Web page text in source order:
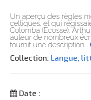
À propos
Recherche
Un aperçu des règles
celtiques, et qui
Colomba (Ecosse).
auteur de nombreux
fournit une description…
Collection: Langue,
Date :